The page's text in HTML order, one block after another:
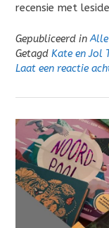
recensie met
Gepubliceerd in
Getagd Kate en Jol
Laat een reactie